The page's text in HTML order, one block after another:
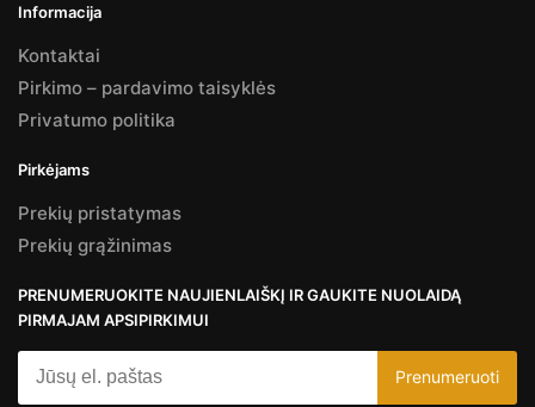
Informacija
Kontaktai
Pirkimo – pardavimo taisyklės
Privatumo politika
Pirkėjams
Prekių pristatymas
Prekių grąžinimas
PRENUMERUOKITE NAUJIENLAIŠKĮ IR GAUKITE NUOLAIDĄ
PIRMAJAM APSIPIRKIMUI